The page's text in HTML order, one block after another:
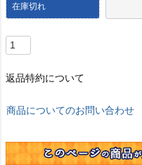
在庫切れ
返品特約について
商品についてのお問い合わせ